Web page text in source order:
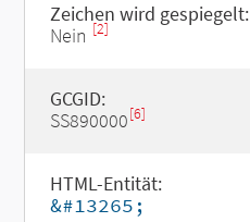
Zeichen wird gespiegelt:
Nein [2]
GCGID:
SS890000[6]
HTML-Entität:
&#13265;